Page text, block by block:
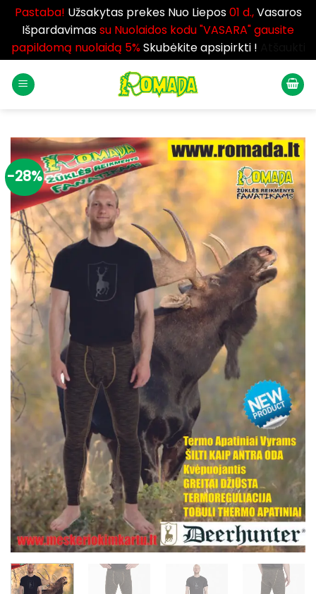
Pastaba! Užsakytas prekes Nuo Liepos01 d.,Vasaros
Išpardavimassu Nuolaidos kodu "VASARA" gausite
papildomą nuolaidą 5%Skubėkite apsipirkti !
-28%